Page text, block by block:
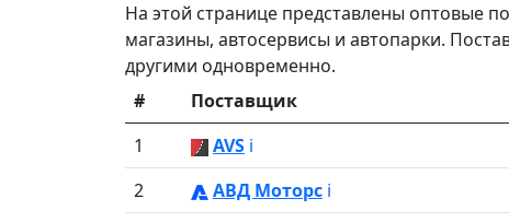
На этой странице представлены оптовые
магазины, автосервисы и автопарки.
другими одновременно.
# Поставщик
1
AVS ℹ️
2 АВД Моторс ℹ️